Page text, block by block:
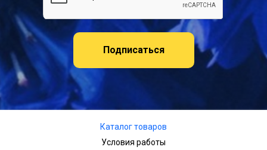
Подписаться
Каталог товаров
Условия работы